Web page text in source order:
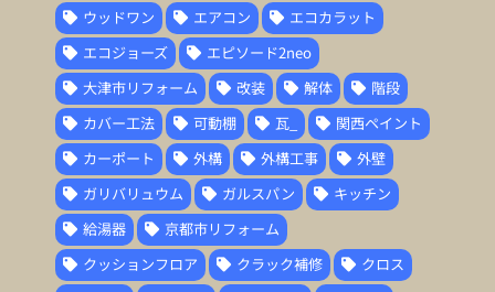
ウッドワン
エアコン
エコカラット
エコジョーズ
エピソード2neo
大津市リフォーム
改装 解体
階段
カバー工法
可動棚 瓦_
関西ペイント
カーポート
外構 外構工事
外壁
ガリバリュウム
ガルスパン
キッチン
給湯器
京都市リフォーム
クッションフロア
クラック補修
クロス